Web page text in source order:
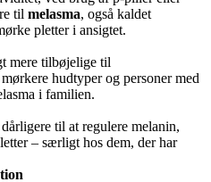
til melasma, også kaldet
pletter i ansigtet.
mere tilbøjelige til
hudtyper og personer med
i familien.
til at regulere melanin,
– særligt hos dem, der har